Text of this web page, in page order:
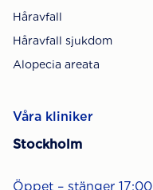
Håravfall
Håravfall sjukdom
Alopecia areata
Våra kliniker
Stockholm
Öppet – stänger 17:00